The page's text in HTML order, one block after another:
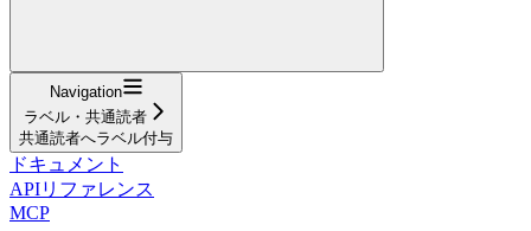
Navigation
ラベル・共通読者
共通読者へラベル付与
ドキュメント
APIリファレンス
MCP